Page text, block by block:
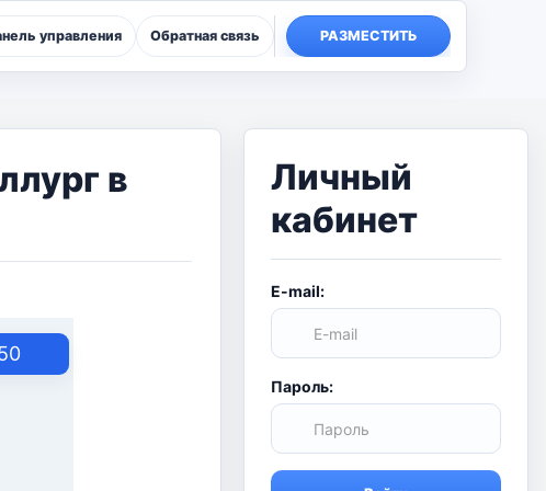
управления Обратная связь РАЗМЕСТИТЬ
в
Личный
кабинет
E-mail:
Пароль: